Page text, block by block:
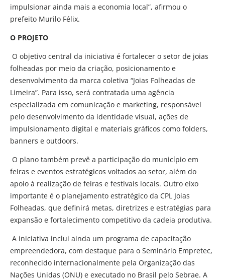
impulsionar ainda mais a economia local”, afirmou o
prefeito Murilo Félix.
O PROJETO
O objetivo central da iniciativa é fortalecer o setor de joias
folheadas por meio da criação, posicionamento e
desenvolvimento da marca coletiva “Joias Folheadas de
Limeira”. Para isso, será contratada uma agência
especializada em comunicação e marketing, responsável
pelo desenvolvimento da identidade visual, ações de
impulsionamento digital e materiais gráficos como folders,
banners e outdoors.
O plano também prevê a participação do município em
feiras e eventos estratégicos voltados ao setor, além do
apoio à realização de feiras e festivais locais. Outro eixo
importante é o planejamento estratégico da CPL Joias
Folheadas, que definirá metas, diretrizes e estratégias para
expansão e fortalecimento competitivo da cadeia produtiva.
A iniciativa inclui ainda um programa de capacitação
empreendedora, com destaque para o Seminário Empretec,
reconhecido internacionalmente pela Organização das
Nações Unidas (ONU) e executado no Brasil pelo Sebrae. A